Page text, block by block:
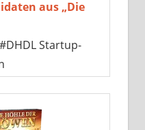
aus „Die
Startup-